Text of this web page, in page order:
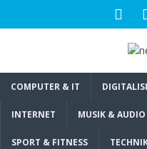
COMPUTER & IT
INTERNET MUSIK & AUDIO
SPORT & FITNESS